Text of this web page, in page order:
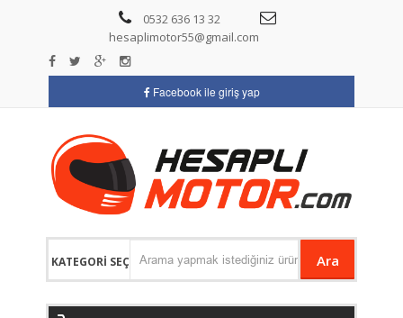
0532 636 13 32
hesaplimotor55@gmail.com
Facebook ile giriş yap
Ara